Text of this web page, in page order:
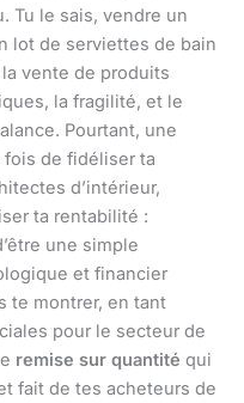
Tu le sais, vendre un
lot de serviettes de bain
vente de produits
la fragilité, et le
Pourtant, une
de fidéliser ta
d’intérieur,
ta rentabilité :
une simple
et financier
te montrer, en tant
pour le secteur de
remise sur quantité qui
fait de tes acheteurs de